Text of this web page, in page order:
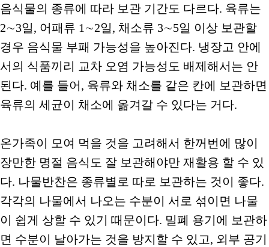
음식물의 종류에 따라 보관 기간도 다르다. 육류는
2∼3일, 어패류 1∼2일, 채소류 3∼5일 이상 보관할
경우 음식물 부패 가능성을 높아진다. 냉장고 안에
서의 식품끼리 교차 오염 가능성도 배제해서는 안
된다. 예를 들어, 육류와 채소를 같은 칸에 보관하면
육류의 세균이 채소에 옮겨갈 수 있다는 거다.
온가족이 모여 먹을 것을 고려해서 한꺼번에 많이
장만한 명절 음식도 잘 보관해야만 재활용 할 수 있
다. 나물반찬은 종류별로 따로 보관하는 것이 좋다.
각각의 나물에서 나오는 수분이 서로 섞이면 나물
이 쉽게 상할 수 있기 때문이다. 밀폐 용기에 보관하
면 수분이 날아가는 것을 방지할 수 있고, 외부 공기